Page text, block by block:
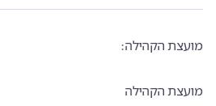
מועצת הקהילה:
מועצת הקהילה